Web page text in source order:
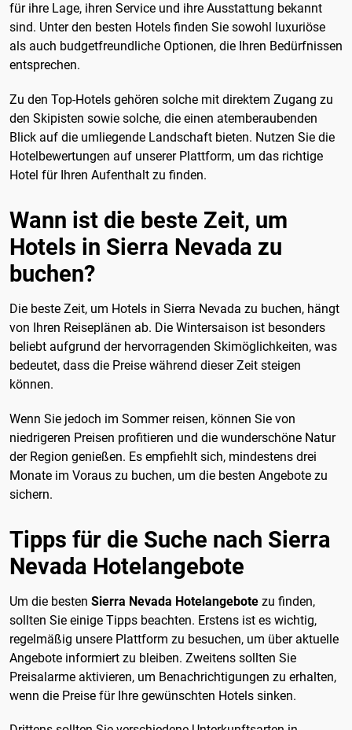
für ihre Lage, ihren Service und ihre Ausstattung bekannt
sind. Unter den besten Hotels finden Sie sowohl luxuriöse
als auch budgetfreundliche Optionen, die Ihren Bedürfnissen
entsprechen.
Zu den Top-Hotels gehören solche mit direktem Zugang zu
den Skipisten sowie solche, die einen atemberaubenden
Blick auf die umliegende Landschaft bieten. Nutzen Sie die
Hotelbewertungen auf unserer Plattform, um das richtige
Hotel für Ihren Aufenthalt zu finden.
Wann ist die beste Zeit, um
Hotels in Sierra Nevada zu
buchen?
Die beste Zeit, um Hotels in Sierra Nevada zu buchen, hängt
von Ihren Reiseplänen ab. Die Wintersaison ist besonders
beliebt aufgrund der hervorragenden Skimöglichkeiten, was
bedeutet, dass die Preise während dieser Zeit steigen
können.
Wenn Sie jedoch im Sommer reisen, können Sie von
niedrigeren Preisen profitieren und die wunderschöne Natur
der Region genießen. Es empfiehlt sich, mindestens drei
Monate im Voraus zu buchen, um die besten Angebote zu
sichern.
Tipps für die Suche nach Sierra
Nevada Hotelangebote
Um die besten Sierra Nevada Hotelangebote zu finden,
sollten Sie einige Tipps beachten. Erstens ist es wichtig,
regelmäßig unsere Plattform zu besuchen, um über aktuelle
Angebote informiert zu bleiben. Zweitens sollten Sie
Preisalarme aktivieren, um Benachrichtigungen zu erhalten,
wenn die Preise für Ihre gewünschten Hotels sinken.